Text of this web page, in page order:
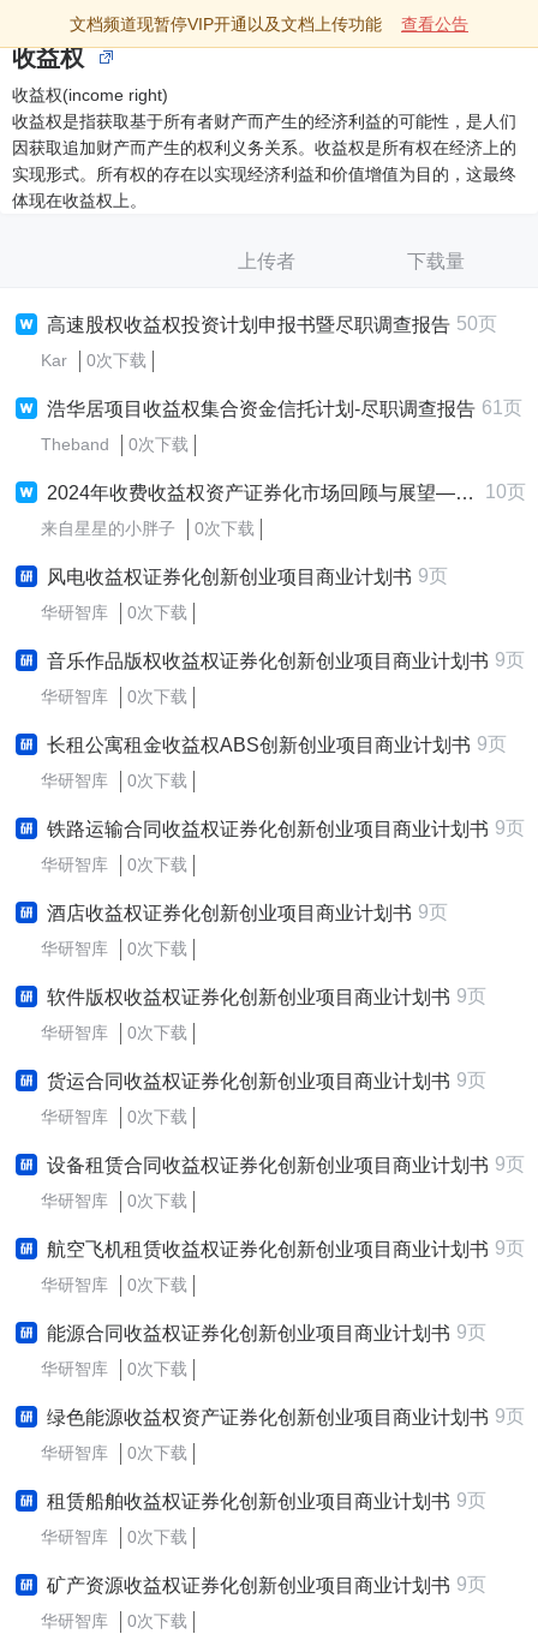
文档频道现暂停VIP开通以及文档上传功能 查看公告
收益权
收益权(income right)
收益权是指获取基于所有者财产而产生的经济利益的可能性，是人们
因获取追加财产而产生的权利义务关系。收益权是所有权在经济上的
实现形式。所有权的存在以实现经济利益和价值增值为目的，这最终
体现在收益权上。
上传者 下载量
高速股权收益权投资计划申报书暨尽职调查报告 50页
Kar 0次下载
浩华居项目收益权集合资金信托计划-尽职调查报告 61页
Theband 0次下载
2024年收费收益权资产证券化市场回顾与展望——发行规模下降，底层资产多样化，政策导向明显 10页
来自星星的小胖子 0次下载
风电收益权证券化创新创业项目商业计划书 9页
华研智库 0次下载
音乐作品版权收益权证券化创新创业项目商业计划书 9页
华研智库 0次下载
长租公寓租金收益权ABS创新创业项目商业计划书 9页
华研智库 0次下载
铁路运输合同收益权证券化创新创业项目商业计划书 9页
华研智库 0次下载
酒店收益权证券化创新创业项目商业计划书 9页
华研智库 0次下载
软件版权收益权证券化创新创业项目商业计划书 9页
华研智库 0次下载
货运合同收益权证券化创新创业项目商业计划书 9页
华研智库 0次下载
设备租赁合同收益权证券化创新创业项目商业计划书 9页
华研智库 0次下载
航空飞机租赁收益权证券化创新创业项目商业计划书 9页
华研智库 0次下载
能源合同收益权证券化创新创业项目商业计划书 9页
华研智库 0次下载
绿色能源收益权资产证券化创新创业项目商业计划书 9页
华研智库 0次下载
租赁船舶收益权证券化创新创业项目商业计划书 9页
华研智库 0次下载
矿产资源收益权证券化创新创业项目商业计划书 9页
华研智库 0次下载